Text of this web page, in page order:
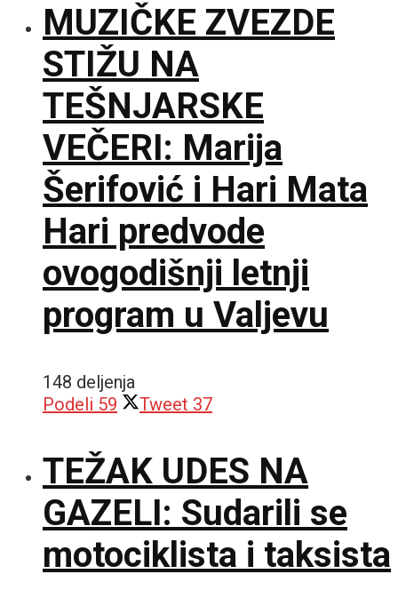
MUZIČKE ZVEZDE
STIŽU NA
TEŠNJARSKE
VEČERI: Marija
Šerifović i Hari Mata
Hari predvode
ovogodišnji letnji
program u Valjevu
148 deljenja
Podeli 59 Tweet 37
TEŽAK UDES NA
GAZELI: Sudarili se
motociklista i taksista